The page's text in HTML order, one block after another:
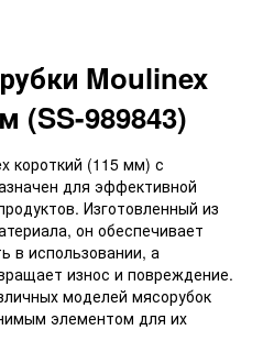
Moulinex
(SS-989843)
короткий (115 мм) с
для эффективной
Изготовленный из
он обеспечивает
в использовании, а
износ и повреждение.
моделей мясорубок
элементом для их